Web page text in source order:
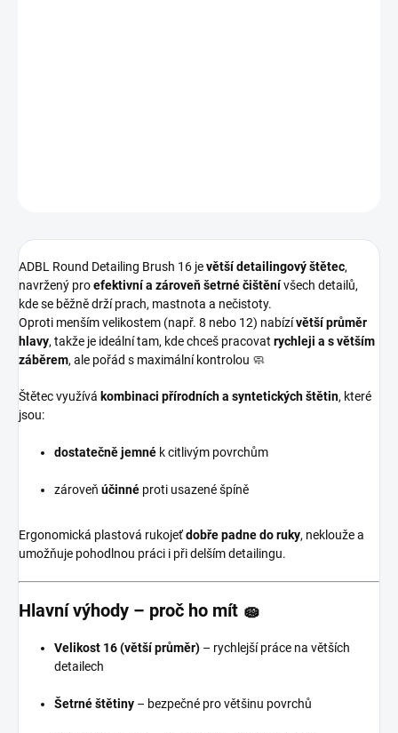
ADBL Round Detailing Brush 16 jevětší detailingový štětec,
navržený proefektivní a zároveň šetrné čištěnívšech detailů,
kde se běžně drží prach, mastnota a nečistoty.
Oproti menším velikostem (např. 8 nebo 12) nabízívětší průměr
hlavy, takže je ideální tam, kde chceš pracovat rychleji a s větším
záběrem, ale pořád s maximální kontrolou 🧼
Štětec využívá kombinaci přírodních a syntetických štětin, které
jsou:
dostatečně jemné k citlivým povrchům
zároveň účinné proti usazené špíně
Ergonomická plastová rukojeťdobře padne do ruky, neklouže a
umožňuje pohodlnou práci i při delším detailingu.
Hlavní výhody – proč ho mít 🧽
Velikost 16 (větší průměr) – rychlejší práce na větších
detailech
Šetrné štětiny – bezpečné pro většinu povrchů